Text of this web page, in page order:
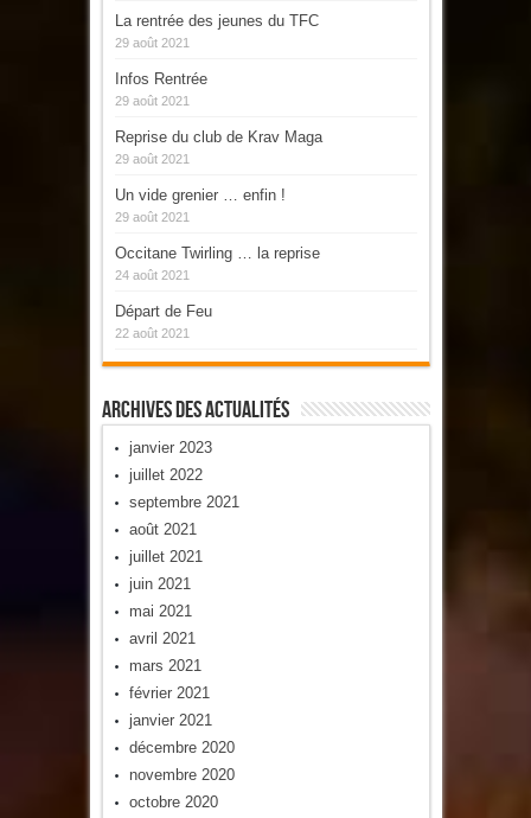
La rentrée des jeunes du TFC
29 août 2021
Infos Rentrée
29 août 2021
Reprise du club de Krav Maga
29 août 2021
Un vide grenier … enfin !
29 août 2021
Occitane Twirling … la reprise
24 août 2021
Départ de Feu
22 août 2021
Archives Des Actualités
janvier 2023
juillet 2022
septembre 2021
août 2021
juillet 2021
juin 2021
mai 2021
avril 2021
mars 2021
février 2021
janvier 2021
décembre 2020
novembre 2020
octobre 2020